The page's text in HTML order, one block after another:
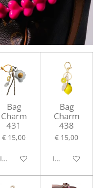
Bag
Charm
431
€ 15,00
In winkelwagen
Bag
Charm
438
€ 15,00
In